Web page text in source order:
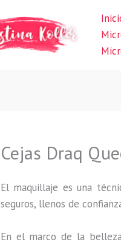
Cejas Draq
El maquillaje es una
seguros, llenos de
En el marco de la